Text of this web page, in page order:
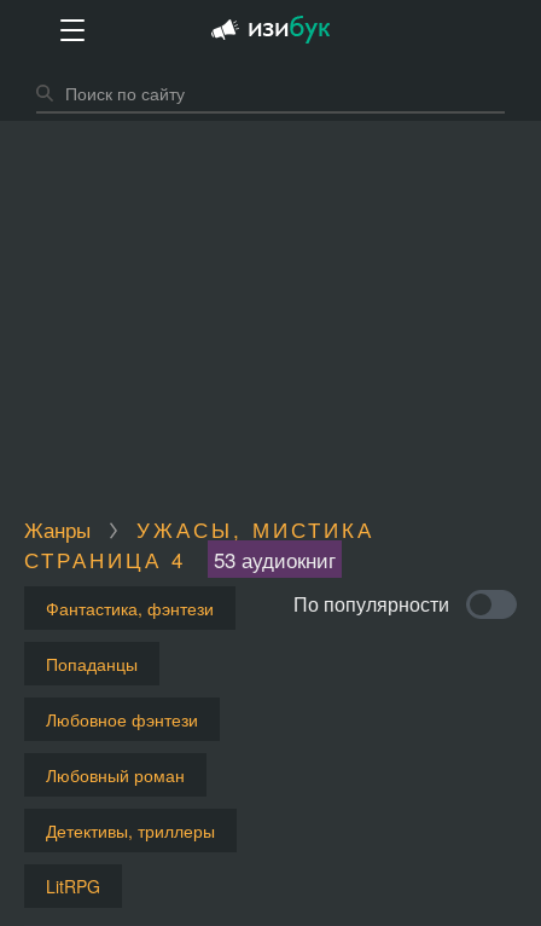
Жанры
УЖАСЫ, МИСТИКА
СТРАНИЦА 4
53 аудиокниг
Фантастика, фэнтези
Попаданцы
Любовное фэнтези
Любовный роман
Детективы, триллеры
LitRPG
По популярности